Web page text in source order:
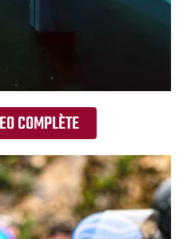
COMPLÈTE